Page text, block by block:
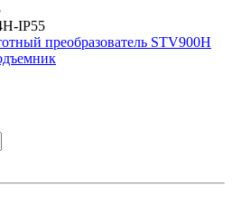
IP55
преобразователь STV900H